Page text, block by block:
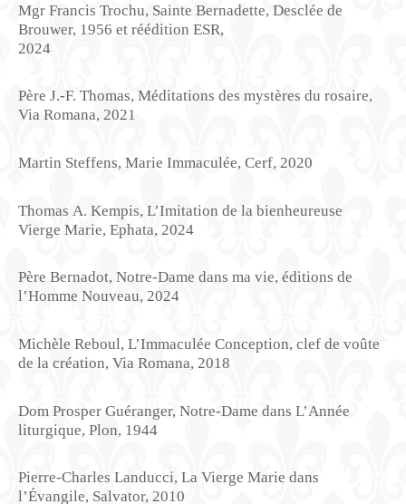
Mgr Francis Trochu, Sainte Bernadette, Desclée de
Brouwer, 1956 et réédition ESR,
2024
Père J.-F. Thomas, Méditations des mystères du rosaire,
Via Romana, 2021
Martin Steffens, Marie Immaculée, Cerf, 2020
Thomas A. Kempis, L’Imitation de la bienheureuse
Vierge Marie, Ephata, 2024
Père Bernadot, Notre-Dame dans ma vie, éditions de
l’Homme Nouveau, 2024
Michèle Reboul, L’Immaculée Conception, clef de voûte
de la création, Via Romana, 2018
Dom Prosper Guéranger, Notre-Dame dans L’Année
liturgique, Plon, 1944
Pierre-Charles Landucci, La Vierge Marie dans
l’Évangile, Salvator, 2010